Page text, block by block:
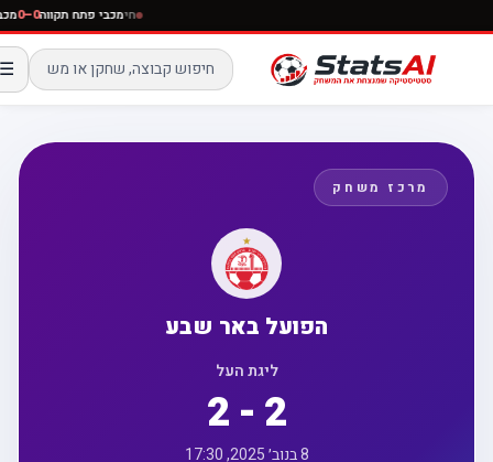
חימכבי פתח תקווה0–0
☰
מרכז משחק
הפועל באר שבע
ליגת העל
2 - 2